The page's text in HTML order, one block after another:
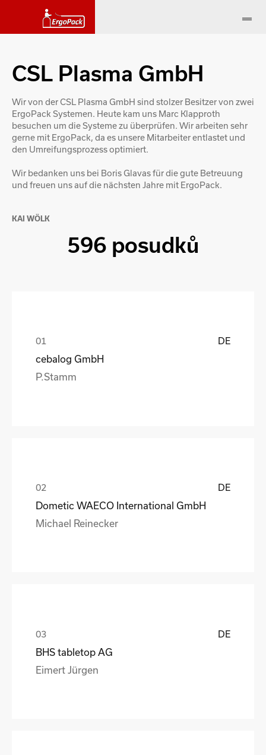
CSL Plasma GmbH
Wir von der CSL Plasma GmbH sind stolzer Besitzer von zwei
ErgoPack Systemen. Heute kam uns Marc Klapproth
besuchen um die Systeme zu überprüfen. Wir arbeiten sehr
gerne mit ErgoPack, da es unsere Mitarbeiter entlastet und
den Umreifungsprozess optimiert.
Wir bedanken uns bei Boris Glavas für die gute Betreuung
und freuen uns auf die nächsten Jahre mit ErgoPack.
KAI WÖLK
596 posudků
DE
cebalog GmbH
P.Stamm
DE
Dometic WAECO International GmbH
Michael Reinecker
DE
BHS tabletop AG
Eimert Jürgen